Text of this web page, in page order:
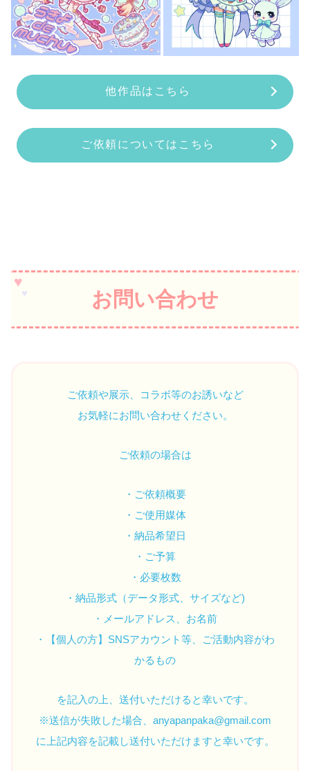
他作品はこちら
ご依頼についてはこちら
お問い合わせ
ご依頼や展示、コラボ等のお誘いなど
お気軽にお問い合わせください。
​ご依頼の場合は
・ご依頼概要
・ご使用媒体
・納品希望日
・ご予算
・必要枚数
・納品形式（データ形式、サイズなど)
・メールアドレス、お名前
・【個人の方】SNSアカウント等、ご活動内容がわ
かるもの
を記入の上、送付いただけると幸いです。
※送信が失敗した場合、anyapanpaka@gmail.com
に上記内容を記載し送付いただけますと幸いです。